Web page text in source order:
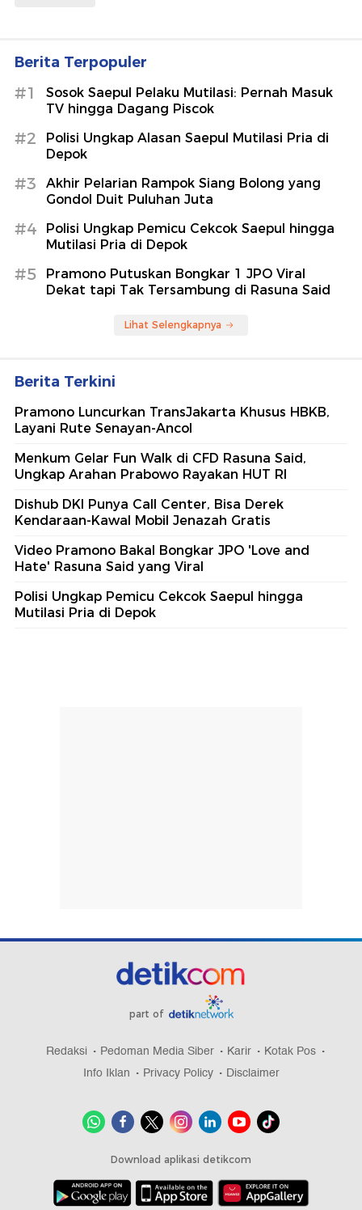
Berita Terpopuler
#1
Sosok Saepul Pelaku Mutilasi: Pernah Masuk
TV hingga Dagang Piscok
#2
Polisi Ungkap Alasan Saepul Mutilasi Pria di
Depok
#3
Akhir Pelarian Rampok Siang Bolong yang
Gondol Duit Puluhan Juta
#4
Polisi Ungkap Pemicu Cekcok Saepul hingga
Mutilasi Pria di Depok
#5
Pramono Putuskan Bongkar 1 JPO Viral
Dekat tapi Tak Tersambung di Rasuna Said
Lihat Selengkapnya
Berita Terkini
Pramono Luncurkan TransJakarta Khusus HBKB,
Layani Rute Senayan-Ancol
Menkum Gelar Fun Walk di CFD Rasuna Said,
Ungkap Arahan Prabowo Rayakan HUT RI
Dishub DKI Punya Call Center, Bisa Derek
Kendaraan-Kawal Mobil Jenazah Gratis
Video Pramono Bakal Bongkar JPO 'Love and
Hate' Rasuna Said yang Viral
Polisi Ungkap Pemicu Cekcok Saepul hingga
Mutilasi Pria di Depok
part of
Redaksi Pedoman Media Siber Karir
Kotak Pos
Info Iklan
Privacy Policy Disclaimer
Download aplikasi detikcom